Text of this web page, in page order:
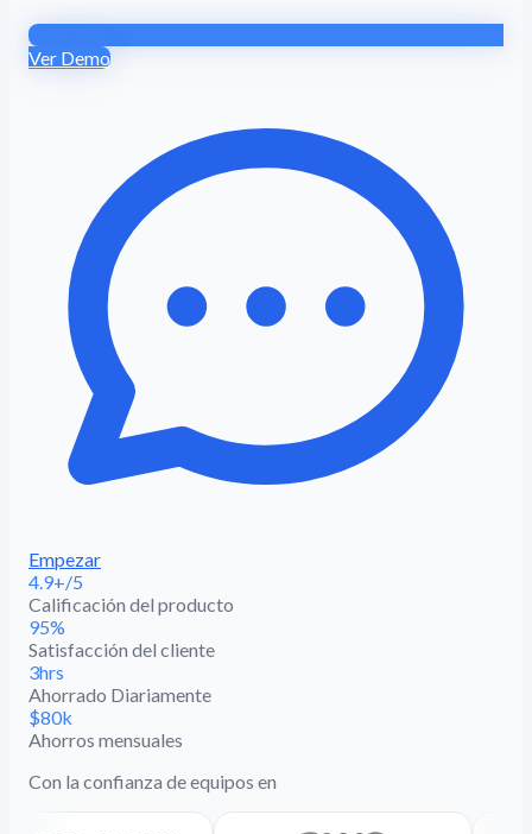
Ver Demo
Empezar
4.9+/5
Calificación del producto
95%
Satisfacción del cliente
3hrs
Ahorrado Diariamente
$80k
Ahorros mensuales
Con la confianza de equipos en